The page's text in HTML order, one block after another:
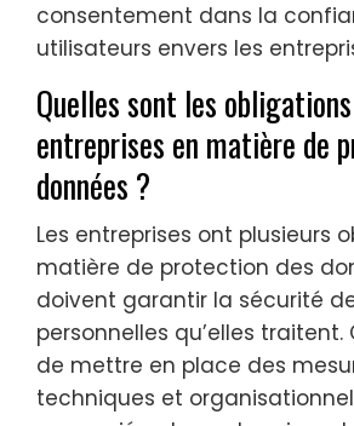
consentement dans la
utilisateurs envers les
Quelles sont les
entreprises en matière de
données ?
Les entreprises ont plusieurs
matière de protection des
doivent garantir la sécurité
personnelles qu’elles
de mettre en place des
techniques et